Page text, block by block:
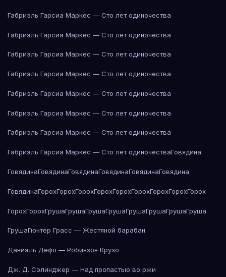
Габриэль Гарсиа Маркес — Сто лет одиночества
Габриэль Гарсиа Маркес — Сто лет одиночества
Габриэль Гарсиа Маркес — Сто лет одиночества
Габриэль Гарсиа Маркес — Сто лет одиночества
Габриэль Гарсиа Маркес — Сто лет одиночества
Габриэль Гарсиа Маркес — Сто лет одиночества
Габриэль Гарсиа Маркес — Сто лет одиночества
Габриэль Гарсиа Маркес — Сто лет одиночестваГовядина
ГовядинаГовядинаГовядинаГовядинаГовядинаГовядина
ГовядинаГорохГорохГорохГорохГорохГорохГорохГорохГорох
ГорохГорохГрушаГрушаГрушаГрушаГрушаГрушаГрушаГруша
ГрушаГюнтер Грасс — Жестяной барабан
Даниэль Дефо — Робинзон Крузо
Дж. Д. Сэлинджер — Над пропастью во ржи